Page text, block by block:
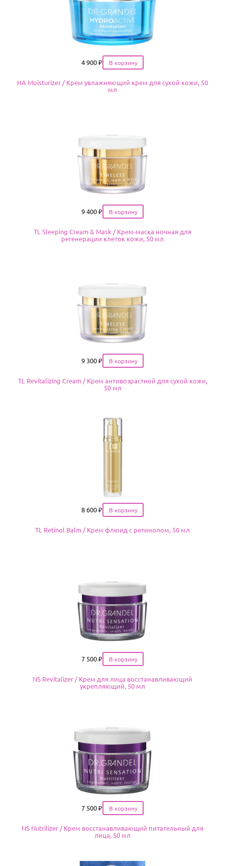
Цена
4 900 ₽
HA Moisturizer / Крем увлажняющий крем для сухой кожи, 50
мл
Цена
9 400 ₽
TL Sleeping Cream & Mask / Крем-маска ночная для
регенерации клеток кожи, 50 мл
Цена
9 300 ₽
TL Revitalizing Cream / Крем антивозрастной для сухой кожи,
50 мл
Цена
8 600 ₽
TL Retinol Balm / Крем флюид с ретинолом, 50 мл
Цена
7 500 ₽
NS Revitalizer / Крем для лица восстанавливающий
укрепляющий, 50 мл
Цена
7 500 ₽
NS Nutrilizer / Крем восстанавливающий питательный для
лица, 50 мл